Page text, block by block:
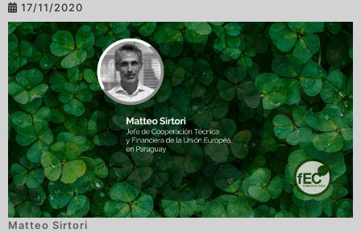
17/11/2020
Matteo Sirtori